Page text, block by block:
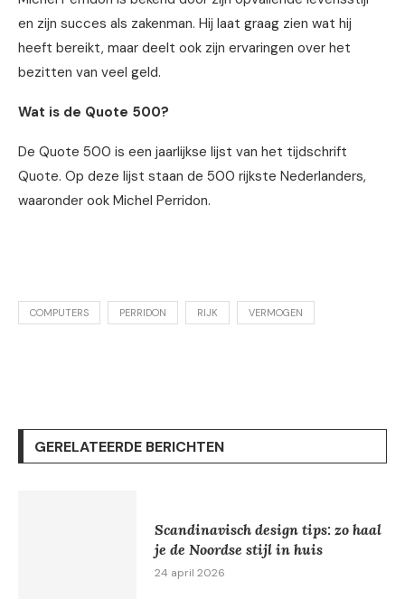
en zijn succes als zakenman. Hij laat graag zien wat hij
heeft bereikt, maar deelt ook zijn ervaringen over het
bezitten van veel geld.
Wat is de Quote 500?
De Quote 500 is een jaarlijkse lijst van het tijdschrift
Quote. Op deze lijst staan de 500 rijkste Nederlanders,
waaronder ook Michel Perridon.
COMPUTERS PERRIDON RIJK VERMOGEN
GERELATEERDE BERICHTEN
Scandinavisch design tips: zo haal
je de Noordse stijl in huis
24 april 2026